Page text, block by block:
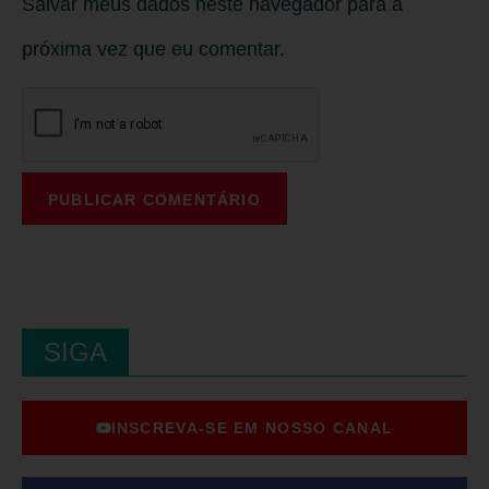
próxima vez que eu comentar.
SIGA
INSCREVA-SE EM NOSSO CANAL